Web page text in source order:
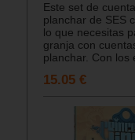
Este set de
planchar de SES
lo que necesitas
granja con
planchar. Con los
15.05 €